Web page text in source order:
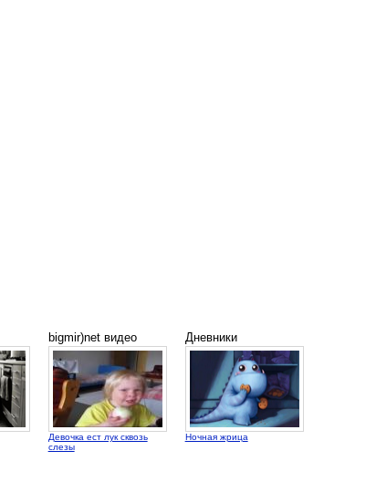
bigmir)net видео
Девочка ест лук сквозь
слезы
Дневники
Ночная жрица